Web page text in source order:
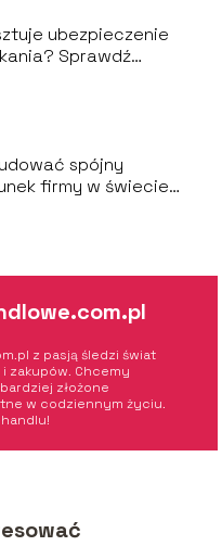
ubezpieczenie
Sprawdź
spójny
firmy w świecie
z pasją śledzi świat
zakupów. Chcemy
złożone
w codziennym życiu.